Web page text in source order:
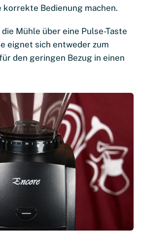
korrekte Bedienung machen.
Mühle über eine Pulse-Taste
eignet sich entweder zum
den geringen Bezug in einen